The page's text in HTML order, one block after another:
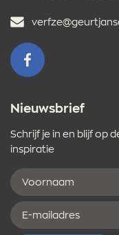
E-
VOLG ONS OP
Nieuwsbrief
Schrijf je in en blijf op
inspiratie
Voornaam
E-
mailadres